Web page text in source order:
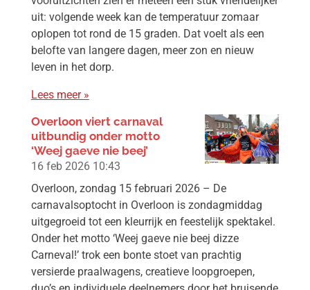
uit: volgende week kan de temperatuur zomaar
oplopen tot rond de 15 graden. Dat voelt als een
belofte van langere dagen, meer zon en nieuw
leven in het dorp.
Lees meer »
Overloon viert carnaval
uitbundig onder motto
‘Weej gaeve nie beej’
16 feb 2026 10:43
Overloon, zondag 15 februari 2026 – De
carnavalsoptocht in Overloon is zondagmiddag
uitgegroeid tot een kleurrijk en feestelijk spektakel.
Onder het motto ‘Weej gaeve nie beej dizze
Carneval!’ trok een bonte stoet van prachtig
versierde praalwagens, creatieve loopgroepen,